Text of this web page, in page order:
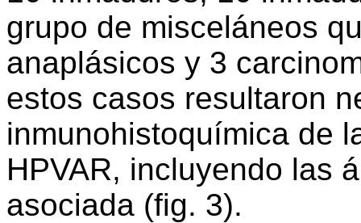
grupo de misceláneos
anaplásicos y 3
estos casos resultaron
inmunohistoquímica de
HPVAR, incluyendo las
asociada (fig. 3).